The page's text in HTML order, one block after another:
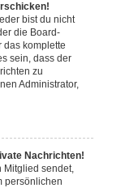
bist du nicht
die Board-
das komplette
sein, dass der
zu
Administrator,
Nachrichten!
Mitglied sendet,
persönlichen